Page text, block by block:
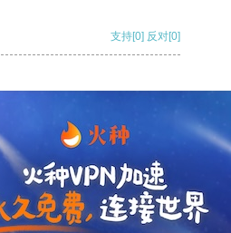
支持[0] 反对[0]
支持
支持[0] 反对[0]